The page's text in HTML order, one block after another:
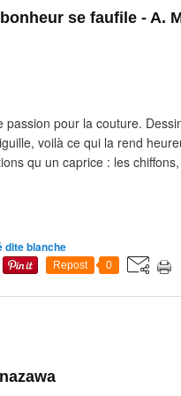
se faufile - A.
passion pour la couture.
voilà ce qui la rend
qu un caprice : les
dite blanche
Repost 0